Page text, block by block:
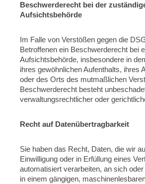
Beschwerderecht bei der
Aufsichtsbehörde
Im Falle von Verstößen gegen die
Betroffenen ein Beschwerderecht bei
Aufsichtsbehörde, insbesondere in
ihres gewöhnlichen Aufenthalts, ihres
oder des Orts des mutmaßlichen
Beschwerderecht besteht
verwaltungsrechtlicher oder
Recht auf Datenübertragbarkeit
Sie haben das Recht, Daten, die wir
Einwilligung oder in Erfüllung eines
automatisiert verarbeiten, an sich
in einem gängigen,